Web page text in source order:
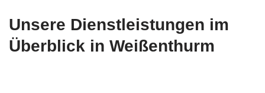
Unsere Dienstleistungen im
Überblick in Weißenthurm